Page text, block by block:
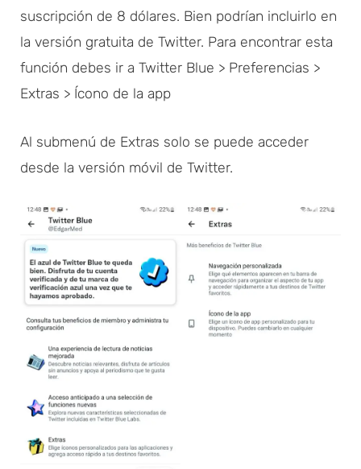
suscripción de 8 dólares. Bien podrían incluirlo en
la versión gratuita de Twitter. Para encontrar esta
función debes ir a Twitter Blue > Preferencias >
Extras > Ícono de la app
Al submenú de Extras solo se puede acceder
desde la versión móvil de Twitter.